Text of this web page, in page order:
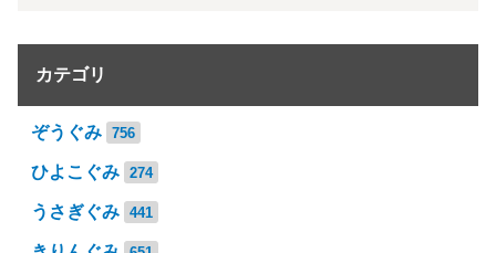
カテゴリ
ぞうぐみ 756
ひよこぐみ 274
うさぎぐみ 441